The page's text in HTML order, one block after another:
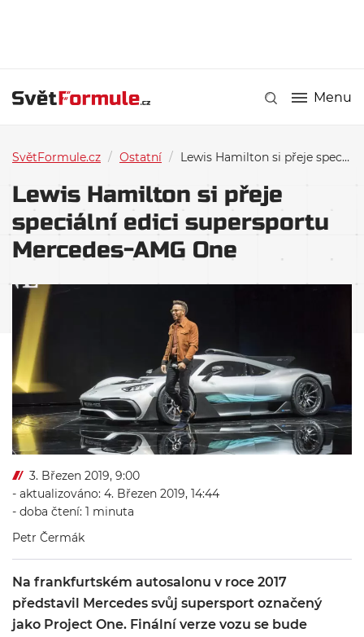
Menu
SvětFormule.cz / Ostatní / Lewis Hamilton si přeje speciální edici supersportu Mercedes-AMG One
Lewis Hamilton si přeje
speciální edici supersportu
Mercedes-AMG One
3. Březen 2019, 9:00
- aktualizováno: 4. Březen 2019, 14:44
- doba čtení: 1 minuta
Petr Čermák
Na frankfurtském autosalonu v roce 2017
představil Mercedes svůj supersport označený
jako Project One. Finální verze vozu se bude